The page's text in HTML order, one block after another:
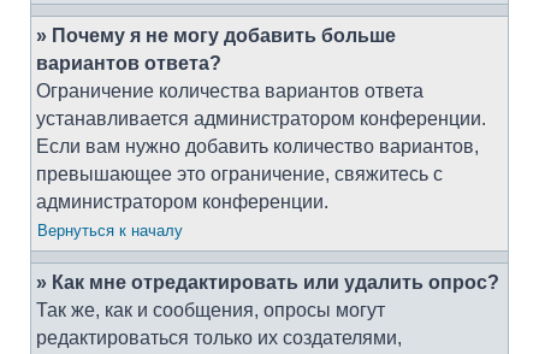
» Почему я не могу добавить больше
вариантов ответа?
Ограничение количества вариантов ответа
устанавливается администратором конференции.
Если вам нужно добавить количество вариантов,
превышающее это ограничение, свяжитесь с
администратором конференции.
Вернуться к началу
» Как мне отредактировать или удалить опрос?
Так же, как и сообщения, опросы могут
редактироваться только их создателями,